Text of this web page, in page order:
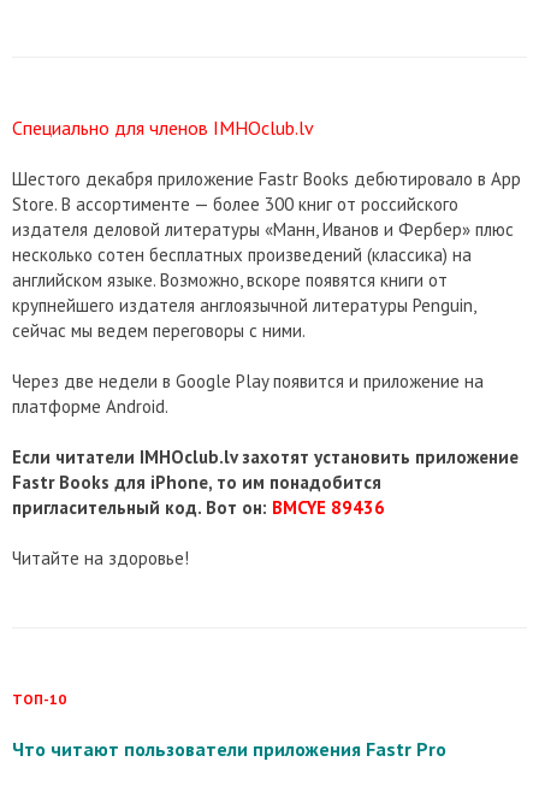
Специально для членов IMHOclub.lv
Шестого декабря приложение Fastr Books дебютировало в App
Store. В ассортименте — более 300 книг от российского
издателя деловой литературы «Манн, Иванов и Фербер» плюс
несколько сотен бесплатных произведений (классика) на
английском языке. Возможно, вскоре появятся книги от
крупнейшего издателя англоязычной литературы Penguin,
сейчас мы ведем переговоры с ними.
Через две недели в Google Play появится и приложение на
платформе Android.
Если читатели IMHOclub.lv захотят установить приложение
Fastr Books для iPhone, то им понадобится
пригласительный код. Вот он: BMCYE 89436
Читайте на здоровье!
ТОП-10
Что читают пользователи приложения Fastr Pro